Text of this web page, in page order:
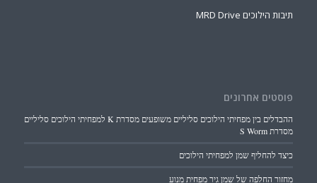
תיבות הילוכים MRD Drive
פוסטים אחרונים
ההבדלים בין מפחיתי הילוכים סליליים משופעים מסדרת K למפחיתי הילוכים סליליים
מסדרת S Worm
כיצד להחליף שמן למפחיתי הילוכים
מחזור החלפה של שמן גיר מפחית מנוע